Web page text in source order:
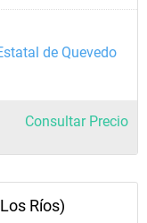
de Quevedo
Consultar Precio
Ríos)